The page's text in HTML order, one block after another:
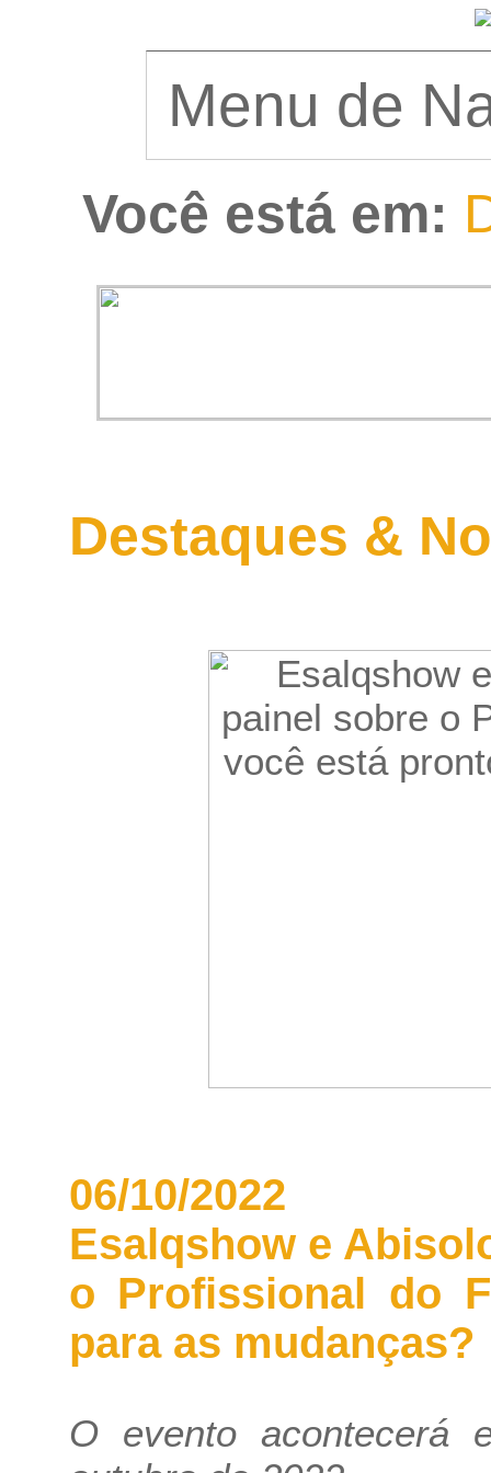
Você está em:
Destaques &
06/10/2022
Esalqshow e
o Profissional do
para as mudanças?
O evento